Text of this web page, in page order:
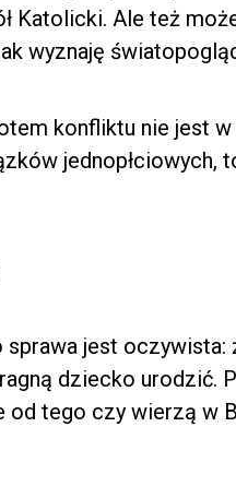
Katolicki. Ale też
wyznaję
konfliktu nie jest
jednopłciowych,
sprawa jest
dziecko urodzić.
od tego czy wierzą w